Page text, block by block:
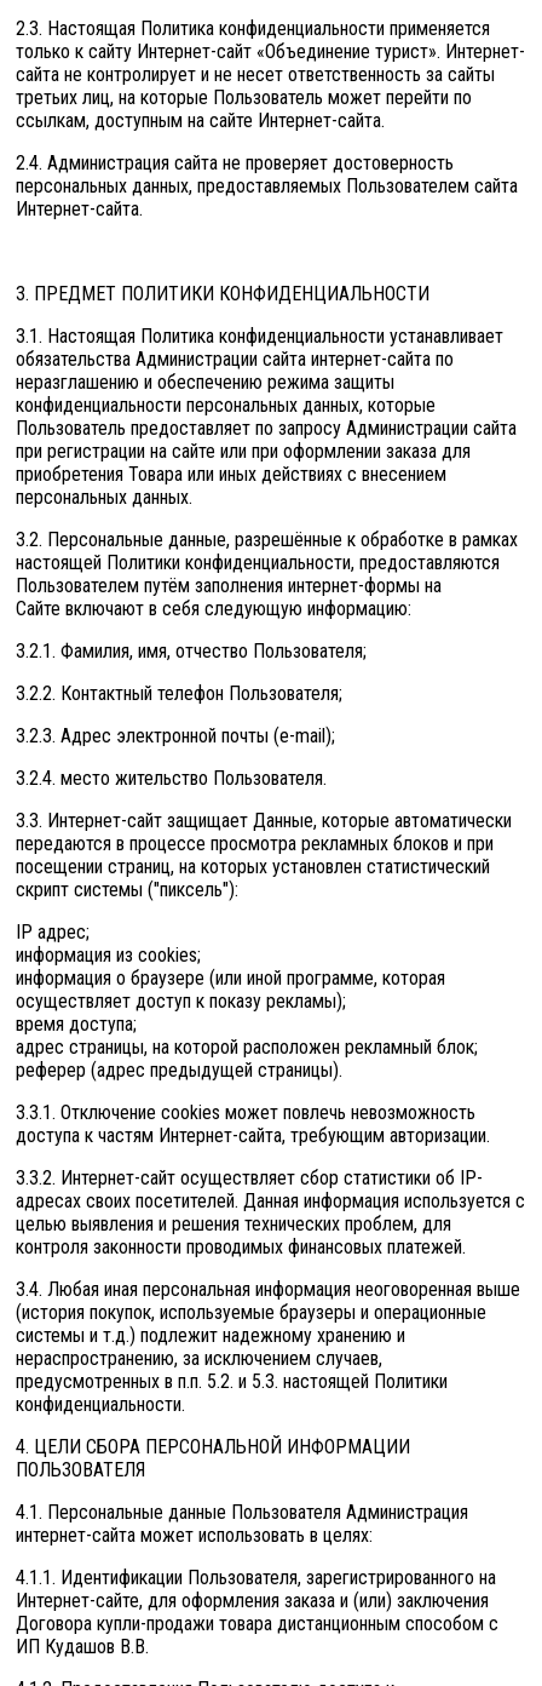
2.3. Настоящая Политика конфиденциальности применяется
только к сайту Интернет-сайт «Объединение турист». Интернет-
сайта не контролирует и не несет ответственность за сайты
третьих лиц, на которые Пользователь может перейти по
ссылкам, доступным на сайте Интернет-сайта.
2.4. Администрация сайта не проверяет достоверность
персональных данных, предоставляемых Пользователем сайта
Интернет-сайта.
3. ПРЕДМЕТ ПОЛИТИКИ КОНФИДЕНЦИАЛЬНОСТИ
3.1. Настоящая Политика конфиденциальности устанавливает
обязательства Администрации сайта интернет-сайта по
неразглашению и обеспечению режима защиты
конфиденциальности персональных данных, которые
Пользователь предоставляет по запросу Администрации сайта
при регистрации на сайте или при оформлении заказа для
приобретения Товара или иных действиях с внесением
персональных данных.
3.2. Персональные данные, разрешённые к обработке в рамках
настоящей Политики конфиденциальности, предоставляются
Пользователем путём заполнения интернет-формы на
Сайте включают в себя следующую информацию:
3.2.1. Фамилия, имя, отчество Пользователя;
3.2.2. Контактный телефон Пользователя;
3.2.3. Адрес электронной почты (e-mail);
3.2.4. место жительство Пользователя.
3.3. Интернет-сайт защищает Данные, которые автоматически
передаются в процессе просмотра рекламных блоков и при
посещении страниц, на которых установлен статистический
скрипт системы ("пиксель"):
IP адрес;
информация из cookies;
информация о браузере (или иной программе, которая
осуществляет доступ к показу рекламы);
время доступа;
адрес страницы, на которой расположен рекламный блок;
реферер (адрес предыдущей страницы).
3.3.1. Отключение cookies может повлечь невозможность
доступа к частям Интернет-сайта, требующим авторизации.
3.3.2. Интернет-сайт осуществляет сбор статистики об IP-
адресах своих посетителей. Данная информация используется с
целью выявления и решения технических проблем, для
контроля законности проводимых финансовых платежей.
3.4. Любая иная персональная информация неоговоренная выше
(история покупок, используемые браузеры и операционные
системы и т.д.) подлежит надежному хранению и
нераспространению, за исключением случаев,
предусмотренных в п.п. 5.2. и 5.3. настоящей Политики
конфиденциальности.
4. ЦЕЛИ СБОРА ПЕРСОНАЛЬНОЙ ИНФОРМАЦИИ
ПОЛЬЗОВАТЕЛЯ
4.1. Персональные данные Пользователя Администрация
интернет-сайта может использовать в целях:
4.1.1. Идентификации Пользователя, зарегистрированного на
Интернет-сайте, для оформления заказа и (или) заключения
Договора купли-продажи товара дистанционным способом с
ИП Кудашов В.В.